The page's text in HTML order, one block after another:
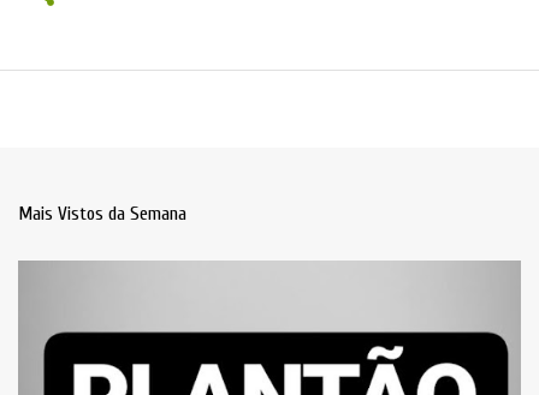
Mais Vistos da Semana